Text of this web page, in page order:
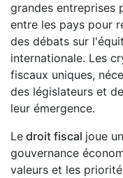
grandes entreprises
entre les pays pour
des débats sur
internationale. Les
fiscaux uniques,
des législateurs et
leur émergence.
Le droit fiscal joue
gouvernance
valeurs et les